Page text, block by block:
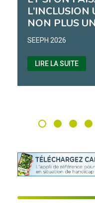
L’INCLUSION
NON PLUS
SEEPH 2026
LIRE LA SUITE